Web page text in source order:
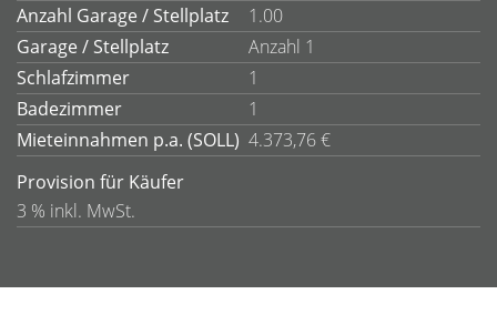
Anzahl Garage / Stellplatz
1.00
Garage / Stellplatz
Anzahl 1
Schlafzimmer
1
Badezimmer
1
Mieteinnahmen p.a. (SOLL) 4.373,76 €
Provision für Käufer
3 % inkl. MwSt.